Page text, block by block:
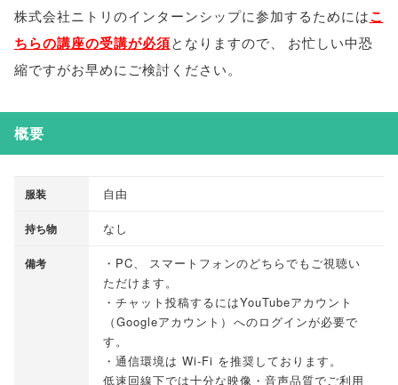
株式会社ニトリのインターンシップに参加するためにはこ
ちらの講座の受講が必須となりますので
お忙しい中恐
縮ですがお早めにご検討ください。
概要
服装 自由
持ち物 なし
備考 ・PC
スマートフォンのどちらでもご視聴い
ただけます 。
・チャット投稿するにはYouTubeアカウント
（Googleアカウント ） へのログインが必要で
す 。
・通信環境は Wi-Fi を推奨しております 。
低速回線下では十分な映像・音声品質でご利用